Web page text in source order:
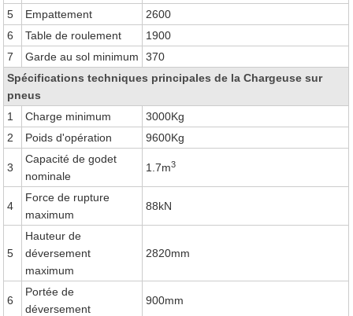
5 Empattement
2600
6
Table de roulement
1900
7
Garde au sol minimum
370
Spécifications techniques principales de la Chargeuse sur
pneus
1
Charge minimum
3000Kg
2
Poids d'opération 9600Kg
3
Capacité de godet
nominale
1.7m3
4
Force de rupture
maximum
88kN
5
Hauteur de
déversement
maximum
2820mm
6
Portée de
déversement
900mm